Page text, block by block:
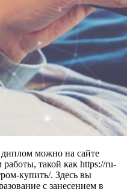
можно на сайте
такой как https://ru-
купить/. Здесь вы
с занесением в